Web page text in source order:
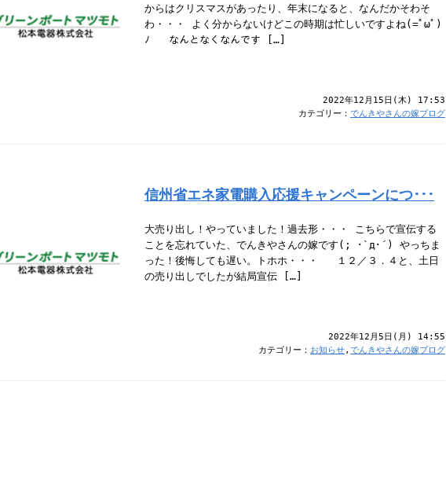
からはクリスマスがあったり、年末になると、なんだかそわそ
わ・・・ よく分からないけどこの時期は忙しいですよね(=ﾟωﾟ)
ﾉ なんとなくなんです […]
2022年12月15日(木) 17:53
カテゴリー： でんきやさんの嫁ブログ
信州省エネ家電購入応援キャンペーンにつ･･･
大売り出し！やっていました！過去形・・・ こちらで宣伝する
ことを忘れていた、でんきやさんの嫁です(; ･`д･´) やっちま
った！後悔しても遅い。トホホ・・・ １２／３．４と、土日
の売り出しでしたが結局宣伝 […]
2022年12月5日(月) 14:55
カテゴリー： お知らせ, でんきやさんの嫁ブログ